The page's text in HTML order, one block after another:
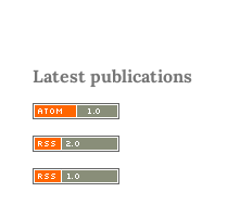
Latest publications